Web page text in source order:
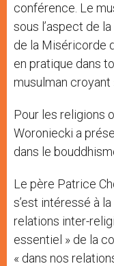
conférence. Le
sous l’aspect de
de la Miséricorde
en pratique dans
musulman croyant
Pour les religions
Woroniecki a
dans le
Le père Patrice
s’est intéressé à
relations inter-
essentiel » de la
« dans nos